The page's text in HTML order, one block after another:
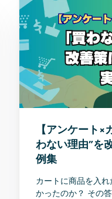
【アンケート
わない理由”を
例集
カートに商品を入
かったのか？ その